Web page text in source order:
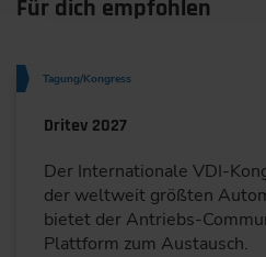
Für dich empfohlen
Tagung/Kongress
Dritev 2027
Der Internationale VDI-
der weltweit größten
bietet der Antriebs-
Plattform zum Austausch.